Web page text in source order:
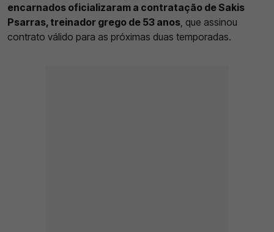
encarnados oficializaram a contratação de Sakis
Psarras, treinador grego de 53 anos, que assinou
contrato válido para as próximas duas temporadas.